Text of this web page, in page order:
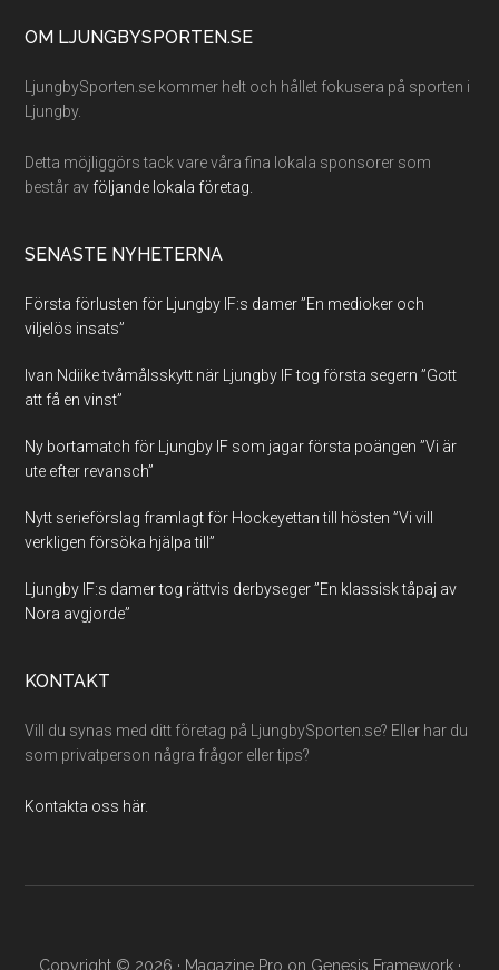
Footer
OM LJUNGBYSPORTEN.SE
LjungbySporten.se kommer helt och hållet fokusera på sporten i
Ljungby.
Detta möjliggörs tack vare våra fina lokala sponsorer som
består av följande lokala företag.
SENASTE NYHETERNA
Första förlusten för Ljungby IF:s damer ”En medioker och
viljelös insats”
Ivan Ndiike tvåmålsskytt när Ljungby IF tog första segern ”Gott
att få en vinst”
Ny bortamatch för Ljungby IF som jagar första poängen ”Vi är
ute efter revansch”
Nytt serieförslag framlagt för Hockeyettan till hösten ”Vi vill
verkligen försöka hjälpa till”
Ljungby IF:s damer tog rättvis derbyseger ”En klassisk tåpaj av
Nora avgjorde”
KONTAKT
Vill du synas med ditt företag på LjungbySporten.se? Eller har du
som privatperson några frågor eller tips?
Kontakta oss här.
Copyright © 2026 · Magazine Pro on Genesis Framework·